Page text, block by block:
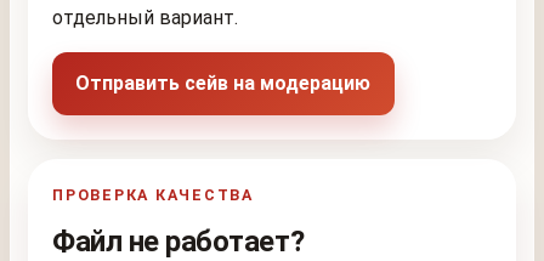
отдельный вариант.
Отправить сейв на модерацию
ПРОВЕРКА КАЧЕСТВА
Файл не работает?